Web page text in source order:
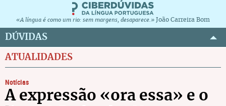
«A língua é como um rio: sem margens, desaparece.» João Carreira Bom
DÚVIDAS
ATUALIDADES
Notícias
A expressão «ora essa» e o